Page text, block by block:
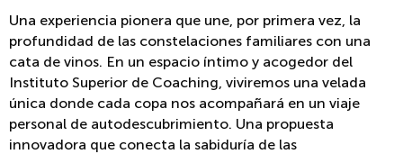
Una experiencia pionera que une, por primera vez, la
profundidad de las constelaciones familiares con una
cata de vinos. En un espacio íntimo y acogedor del
Instituto Superior de Coaching, viviremos una velada
única donde cada copa nos acompañará en un viaje
personal de autodescubrimiento. Una propuesta
innovadora que conecta la sabiduría de las